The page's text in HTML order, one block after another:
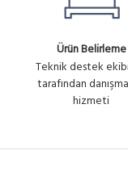
Ürün Belirleme
Teknik destek
tarafından
hizmeti